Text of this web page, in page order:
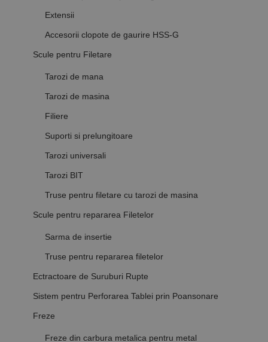
Extensii
Accesorii clopote de gaurire HSS-G
Scule pentru Filetare
Tarozi de mana
Tarozi de masina
Filiere
Suporti si prelungitoare
Tarozi universali
Tarozi BIT
Truse pentru filetare cu tarozi de masina
Scule pentru repararea Filetelor
Sarma de insertie
Truse pentru repararea filetelor
Ectractoare de Suruburi Rupte
Sistem pentru Perforarea Tablei prin Poansonare
Freze
Freze din carbura metalica pentru metal